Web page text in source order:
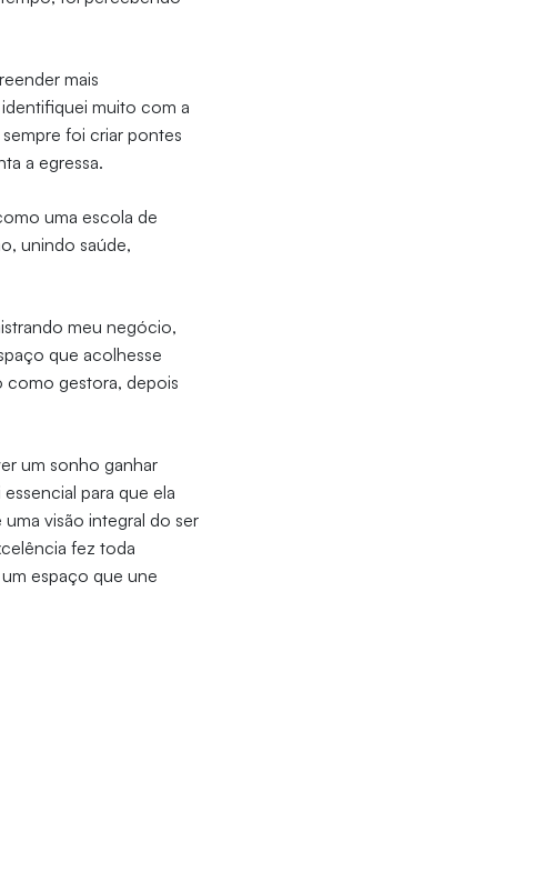
mais
muito com a
foi criar pontes
a egressa.
uma escola de
unindo saúde,
meu negócio,
que acolhesse
como gestora, depois
um sonho ganhar
para que ela
visão integral do ser
fez toda
espaço que une